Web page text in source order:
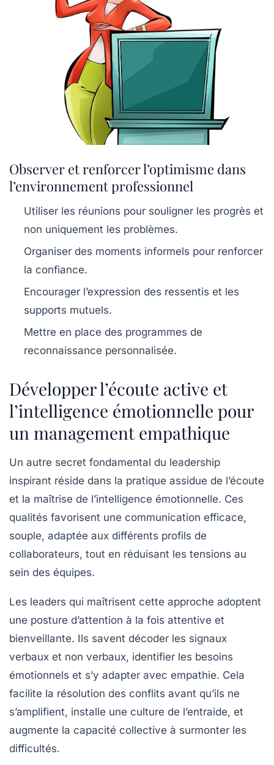
Observer et renforcer l’optimisme dans
l’environnement professionnel
Utiliser les réunions pour souligner les progrès et
non uniquement les problèmes.
Organiser des moments informels pour renforcer
la confiance.
Encourager l’expression des ressentis et les
supports mutuels.
Mettre en place des programmes de
reconnaissance personnalisée.
Développer l’écoute active et
l’intelligence émotionnelle pour
un management empathique
Un autre secret fondamental du leadership
inspirant réside dans la pratique assidue de l’écoute
et la maîtrise de l’intelligence émotionnelle. Ces
qualités favorisent une communication efficace,
souple, adaptée aux différents profils de
collaborateurs, tout en réduisant les tensions au
sein des équipes.
Les leaders qui maîtrisent cette approche adoptent
une posture d’attention à la fois attentive et
bienveillante. Ils savent décoder les signaux
verbaux et non verbaux, identifier les besoins
émotionnels et s’y adapter avec empathie. Cela
facilite la résolution des conflits avant qu’ils ne
s’amplifient, installe une culture de l’entraide, et
augmente la capacité collective à surmonter les
difficultés.